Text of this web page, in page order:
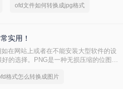
ofd文件如何转换成jpg格式
实用！
在网站上或者在不能安装大型软件的设
的选择。PNG是一种无损压缩的位图格
格式怎么转换成图片